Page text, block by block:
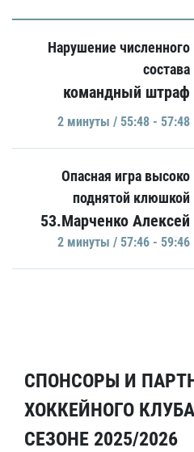
Нарушение численного
состава
командный штраф
2 минуты / 55:48 - 57:48
Опасная игра высоко
поднятой клюшкой
53.Марченко Алексей
2 минуты / 57:46 - 59:46
СПОНСОРЫ И
ХОККЕЙНОГО
СЕЗОНЕ 2025/2026